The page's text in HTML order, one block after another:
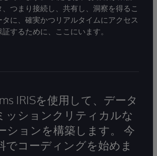
つまり接続し、共有し、洞察を得るこ
タに、確実かつリアルタイムにアクセス
するために、ここにいます。
IRISを使用して、データ
ッションクリティカルな
ションを構築します。 今
でコーディングを始めま